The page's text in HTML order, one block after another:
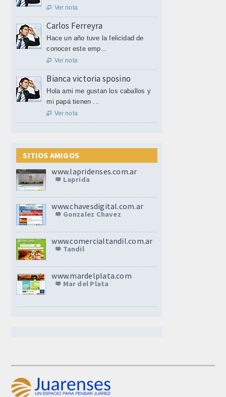
 Ver nota
Carlos Ferreyra
Hace un año tuve la felicidad de
conocer este emp...
 Ver nota
Bianca victoria sposino
Hola ami me gustan los caballos y
mi papá tienen ...
 Ver nota
SITIOS AMIGOS
www.lapridenses.com.ar
Laprida
www.chavesdigital.com.ar
Gonzalez Chavez
www.comercialtandil.com.ar
Tandil
www.mardelplata.com
Mar del Plata